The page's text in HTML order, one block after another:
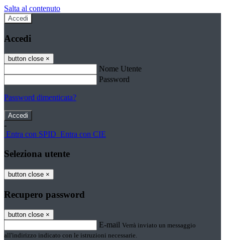
Salta al contenuto
Accedi
Accedi
button close ×
Nome Utente
Password
Password dimenticata?
-
Entra con SPID Entra con CIE
Seleziona utente
button close ×
Recupero password
button close ×
E-mail Verrà inviato un messaggio
all'indirizzo indicato con le istruzioni necessarie.